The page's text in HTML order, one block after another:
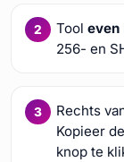
Tool even
256- en
Rechts
Kopieer
knop te